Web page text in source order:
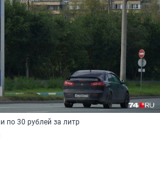
по 30 рублей за литр